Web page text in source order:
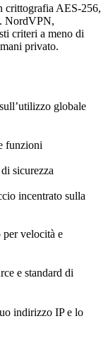
crittografia AES-256,
NordVPN,
criteri a meno di
privato.
globale
funzioni
sicurezza
incentrato sulla
velocità e
e standard di
indirizzo IP e lo